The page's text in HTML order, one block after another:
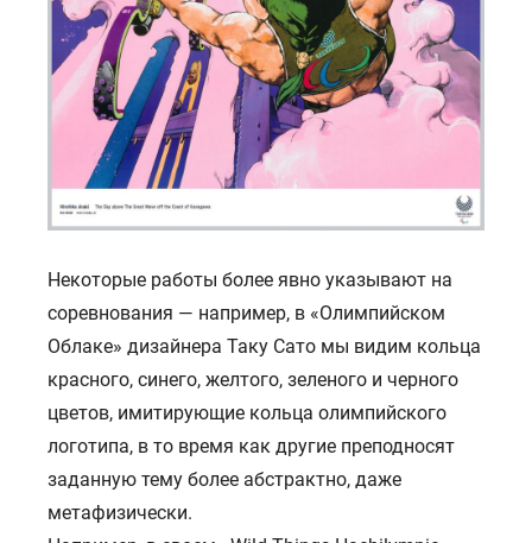
Некоторые работы более явно указывают на
соревнования — например, в «Олимпийском
Облаке» дизайнера Таку Сато мы видим кольца
красного, синего, желтого, зеленого и черного
цветов, имитирующие кольца олимпийского
логотипа, в то время как другие преподносят
заданную тему более абстрактно, даже
метафизически.